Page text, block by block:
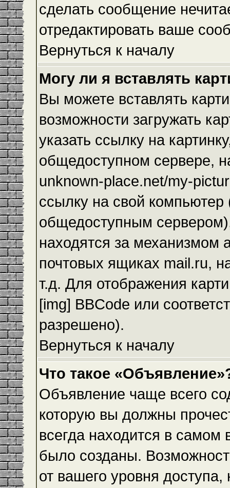
сделать сообщение
отредактировать ваше
Вернуться к началу
Могу ли я вставлять
Вы можете вставлять
возможности загружать
указать ссылку на
общедоступном сервере,
unknown-place.net/my-
ссылку на свой компьютер
общедоступным
находятся за механизмом
почтовых ящиках mail.ru,
т.д. Для отображения
[img] BBCode или
разрешено).
Вернуться к началу
Что такое
Объявление чаще всего
которую вы должны
всегда находится в
было созданы.
от вашего уровня